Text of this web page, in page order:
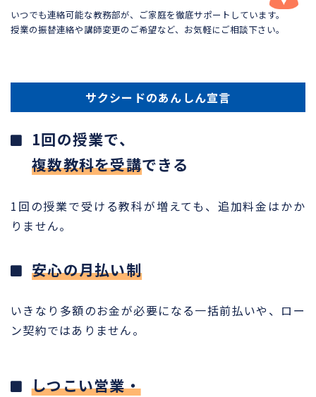
いつでも連絡可能な教務部が、ご家庭を徹底サポートしています。
授業の振替連絡や講師変更のご希望など、お気軽にご相談下さい。
サクシードのあんしん宣言
1回の授業で、
複数教科を受講できる
1回の授業で受ける教科が増えても、追加料金はかか
りません。
安心の月払い制
いきなり多額のお金が必要になる一括前払いや、ロー
ン契約ではありません。
しつこい営業・